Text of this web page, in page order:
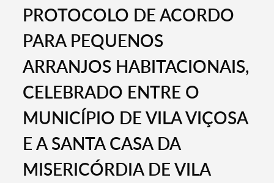
PROTOCOLO DE ACORDO
PARA PEQUENOS
ARRANJOS HABITACIONAIS,
CELEBRADO ENTRE O
MUNICÍPIO DE VILA VIÇOSA
E A SANTA CASA DA
MISERICÓRDIA DE VILA